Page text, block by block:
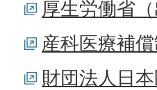
厚生労働省
産科医療補
財団法人日